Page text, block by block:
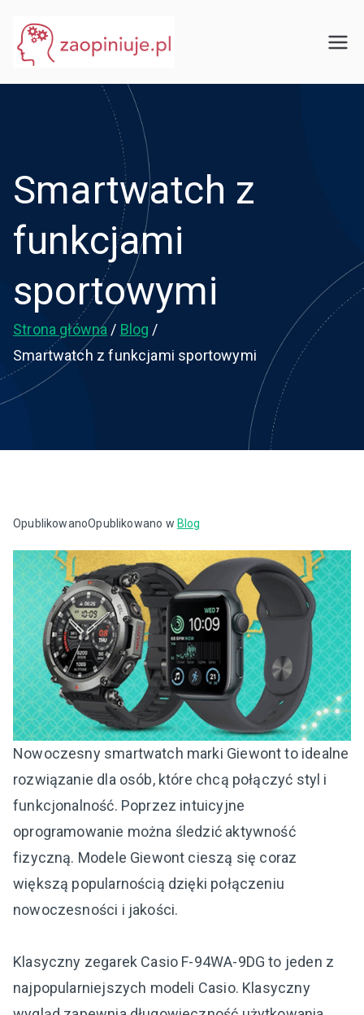
treści
Smartwatch z
funkcjami
sportowymi
Strona główna
Blog
Smartwatch z funkcjami sportowymi
OpublikowanoOpublikowano w Blog
Nowoczesny smartwatch marki Giewont to idealne
rozwiązanie dla osób, które chcą połączyć styl i
funkcjonalność. Poprzez intuicyjne
oprogramowanie można śledzić aktywność
fizyczną. Modele Giewont cieszą się coraz
większą popularnością dzięki połączeniu
nowoczesności i jakości.
Klasyczny zegarek Casio F-94WA-9DG to jeden z
najpopularniejszych modeli Casio. Klasyczny